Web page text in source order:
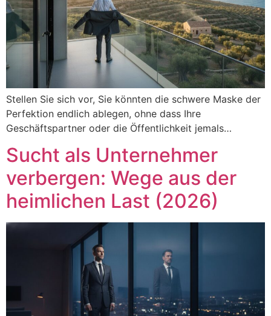
Stellen Sie sich vor, Sie könnten die schwere Maske der
Perfektion endlich ablegen, ohne dass Ihre
Geschäftspartner oder die Öffentlichkeit jemals…
Sucht als Unternehmer
verbergen: Wege aus der
heimlichen Last (2026)